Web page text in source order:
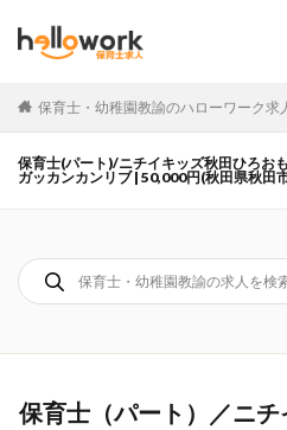
保育士・幼稚園教諭のハローワーク求
保育士(パート)/ニチイキッズ秋田ひろお
ガッカンカンリブ | 50,000円(秋田県秋田
保育士（パート）／ニ